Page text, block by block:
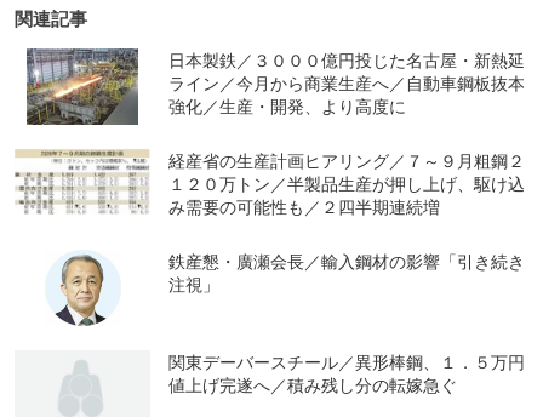
関連記事
日本製鉄／３０００億円投じた名古屋・新熱延
ライン／今月から商業生産へ／自動車鋼板抜本
強化／生産・開発、より高度に
経産省の生産計画ヒアリング／７～９月粗鋼２
１２０万トン／半製品生産が押し上げ、駆け込
み需要の可能性も／２四半期連続増
鉄産懇・廣瀬会長／輸入鋼材の影響「引き続き
注視」
関東デーバースチール／異形棒鋼、１．５万円
値上げ完遂へ／積み残し分の転嫁急ぐ